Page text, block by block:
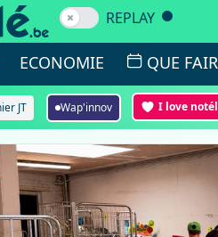
REPLAY
ECONOMIE QUE
JT Wap'innov I love